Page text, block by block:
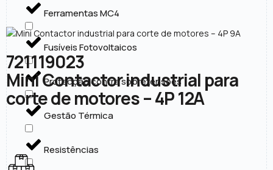
Ferramentas MC4
Fusíveis Fotovoltaicos
Protecção contra sobretensões
Gestão Térmica
Resistências
721119023
Mini Contactor industrial para
corte de motores – 4P 12A